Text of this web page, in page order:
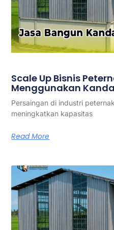
Scale Up Bisnis
Menggunakan
Persaingan di industri
meningkatkan kapasitas
Read More